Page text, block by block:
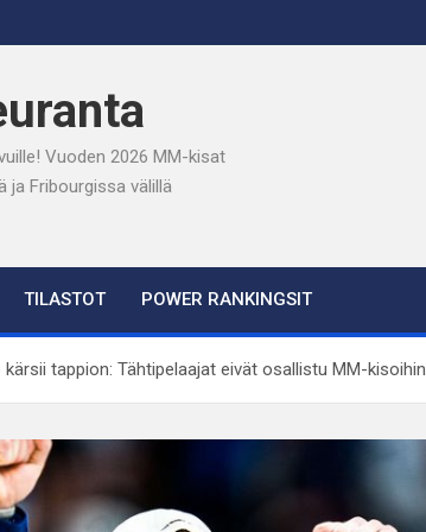
Vuoden 2026 MM-kisat
ja Fribourgissa välillä
TILASTOT POWER RANKINGSIT
tappion: Tähtipelaajat eivät osallistu MM-kisoihin